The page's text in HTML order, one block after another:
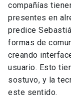
compañías
presentes en
predice
formas de
creando
usuario. Esto
sostuvo, y la
este sentido.